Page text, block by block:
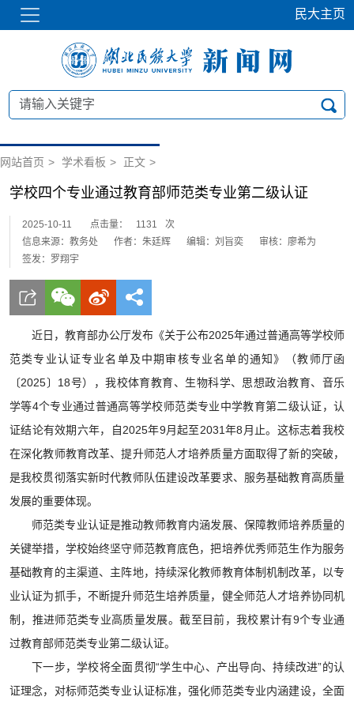
民大主页
网站首页 > 学术看板 > 正文 >
学校四个专业通过教育部师范类专业第二级认证
2025-10-11 点击量： 1131
次
信息来源：教务处
作者：朱廷辉 编辑：刘旨奕
审核：廖希为
签发：罗翔宇
近日，教育部办公厅发布《关于公布2025年通过普通高等学校师
范类专业认证专业名单及中期审核专业名单的通知》（教师厅函
〔2025〕18号），我校体育教育、生物科学、思想政治教育、音乐
学等4个专业通过普通高等学校师范类专业中学教育第二级认证，认
证结论有效期六年，自2025年9月起至2031年8月止。这标志着我校
在深化教师教育改革、提升师范人才培养质量方面取得了新的突破，
是我校贯彻落实新时代教师队伍建设改革要求、服务基础教育高质量
发展的重要体现。
师范类专业认证是推动教师教育内涵发展、保障教师培养质量的
关键举措，学校始终坚守师范教育底色，把培养优秀师范生作为服务
基础教育的主渠道、主阵地，持续深化教师教育体制机制改革，以专
业认证为抓手，不断提升师范生培养质量，健全师范人才培养协同机
制，推进师范类专业高质量发展。截至目前，我校累计有9个专业通
过教育部师范类专业第二级认证。
下一步，学校将全面贯彻“学生中心、产出导向、持续改进”的认
证理念，对标师范类专业认证标准，强化师范类专业内涵建设，全面